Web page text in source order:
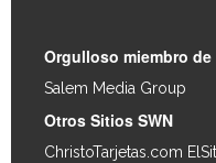
Orgulloso miembro de
Salem Media Group
Otros Sitios SWN
ChristoTarjetas.com